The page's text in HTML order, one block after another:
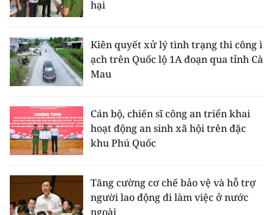
hại
Kiên quyết xử lý tình trạng thi công ì
ạch trên Quốc lộ 1A đoạn qua tỉnh Cà
Mau
Cán bộ, chiến sĩ công an triển khai
hoạt động an sinh xã hội trên đặc
khu Phú Quốc
Tăng cường cơ chế bảo vệ và hỗ trợ
người lao động đi làm việc ở nước
ngoài